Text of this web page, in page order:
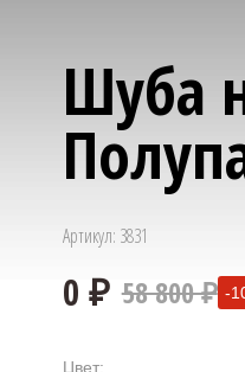
Шуба
Артикул: 3831
58 800 ₽ -
Цвет: